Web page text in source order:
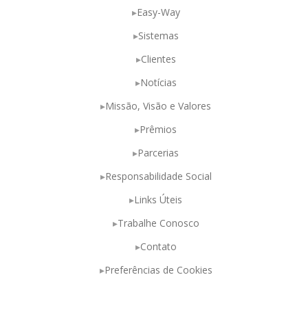
Easy-Way
Sistemas
Clientes
Notícias
Missão, Visão e Valores
Prêmios
Parcerias
Responsabilidade Social
Links Úteis
Trabalhe Conosco
Contato
Preferências de Cookies